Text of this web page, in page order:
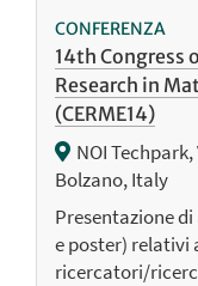
CONFERENZA
14th Congress
Research in
(CERME14)
NOI
Bolzano, Italy
Presentazione
e poster) relativi
ricercatori/